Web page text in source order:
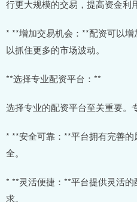
行更大规模的交易，提高资金利
* **增加交易机会：**配资可以
以抓住更多的市场波动。
**选择专业配资平台：**
选择专业的配资平台至关重要。
* **安全可靠：**平台拥有完善
全。
* **灵活便捷：**平台提供灵活
求。